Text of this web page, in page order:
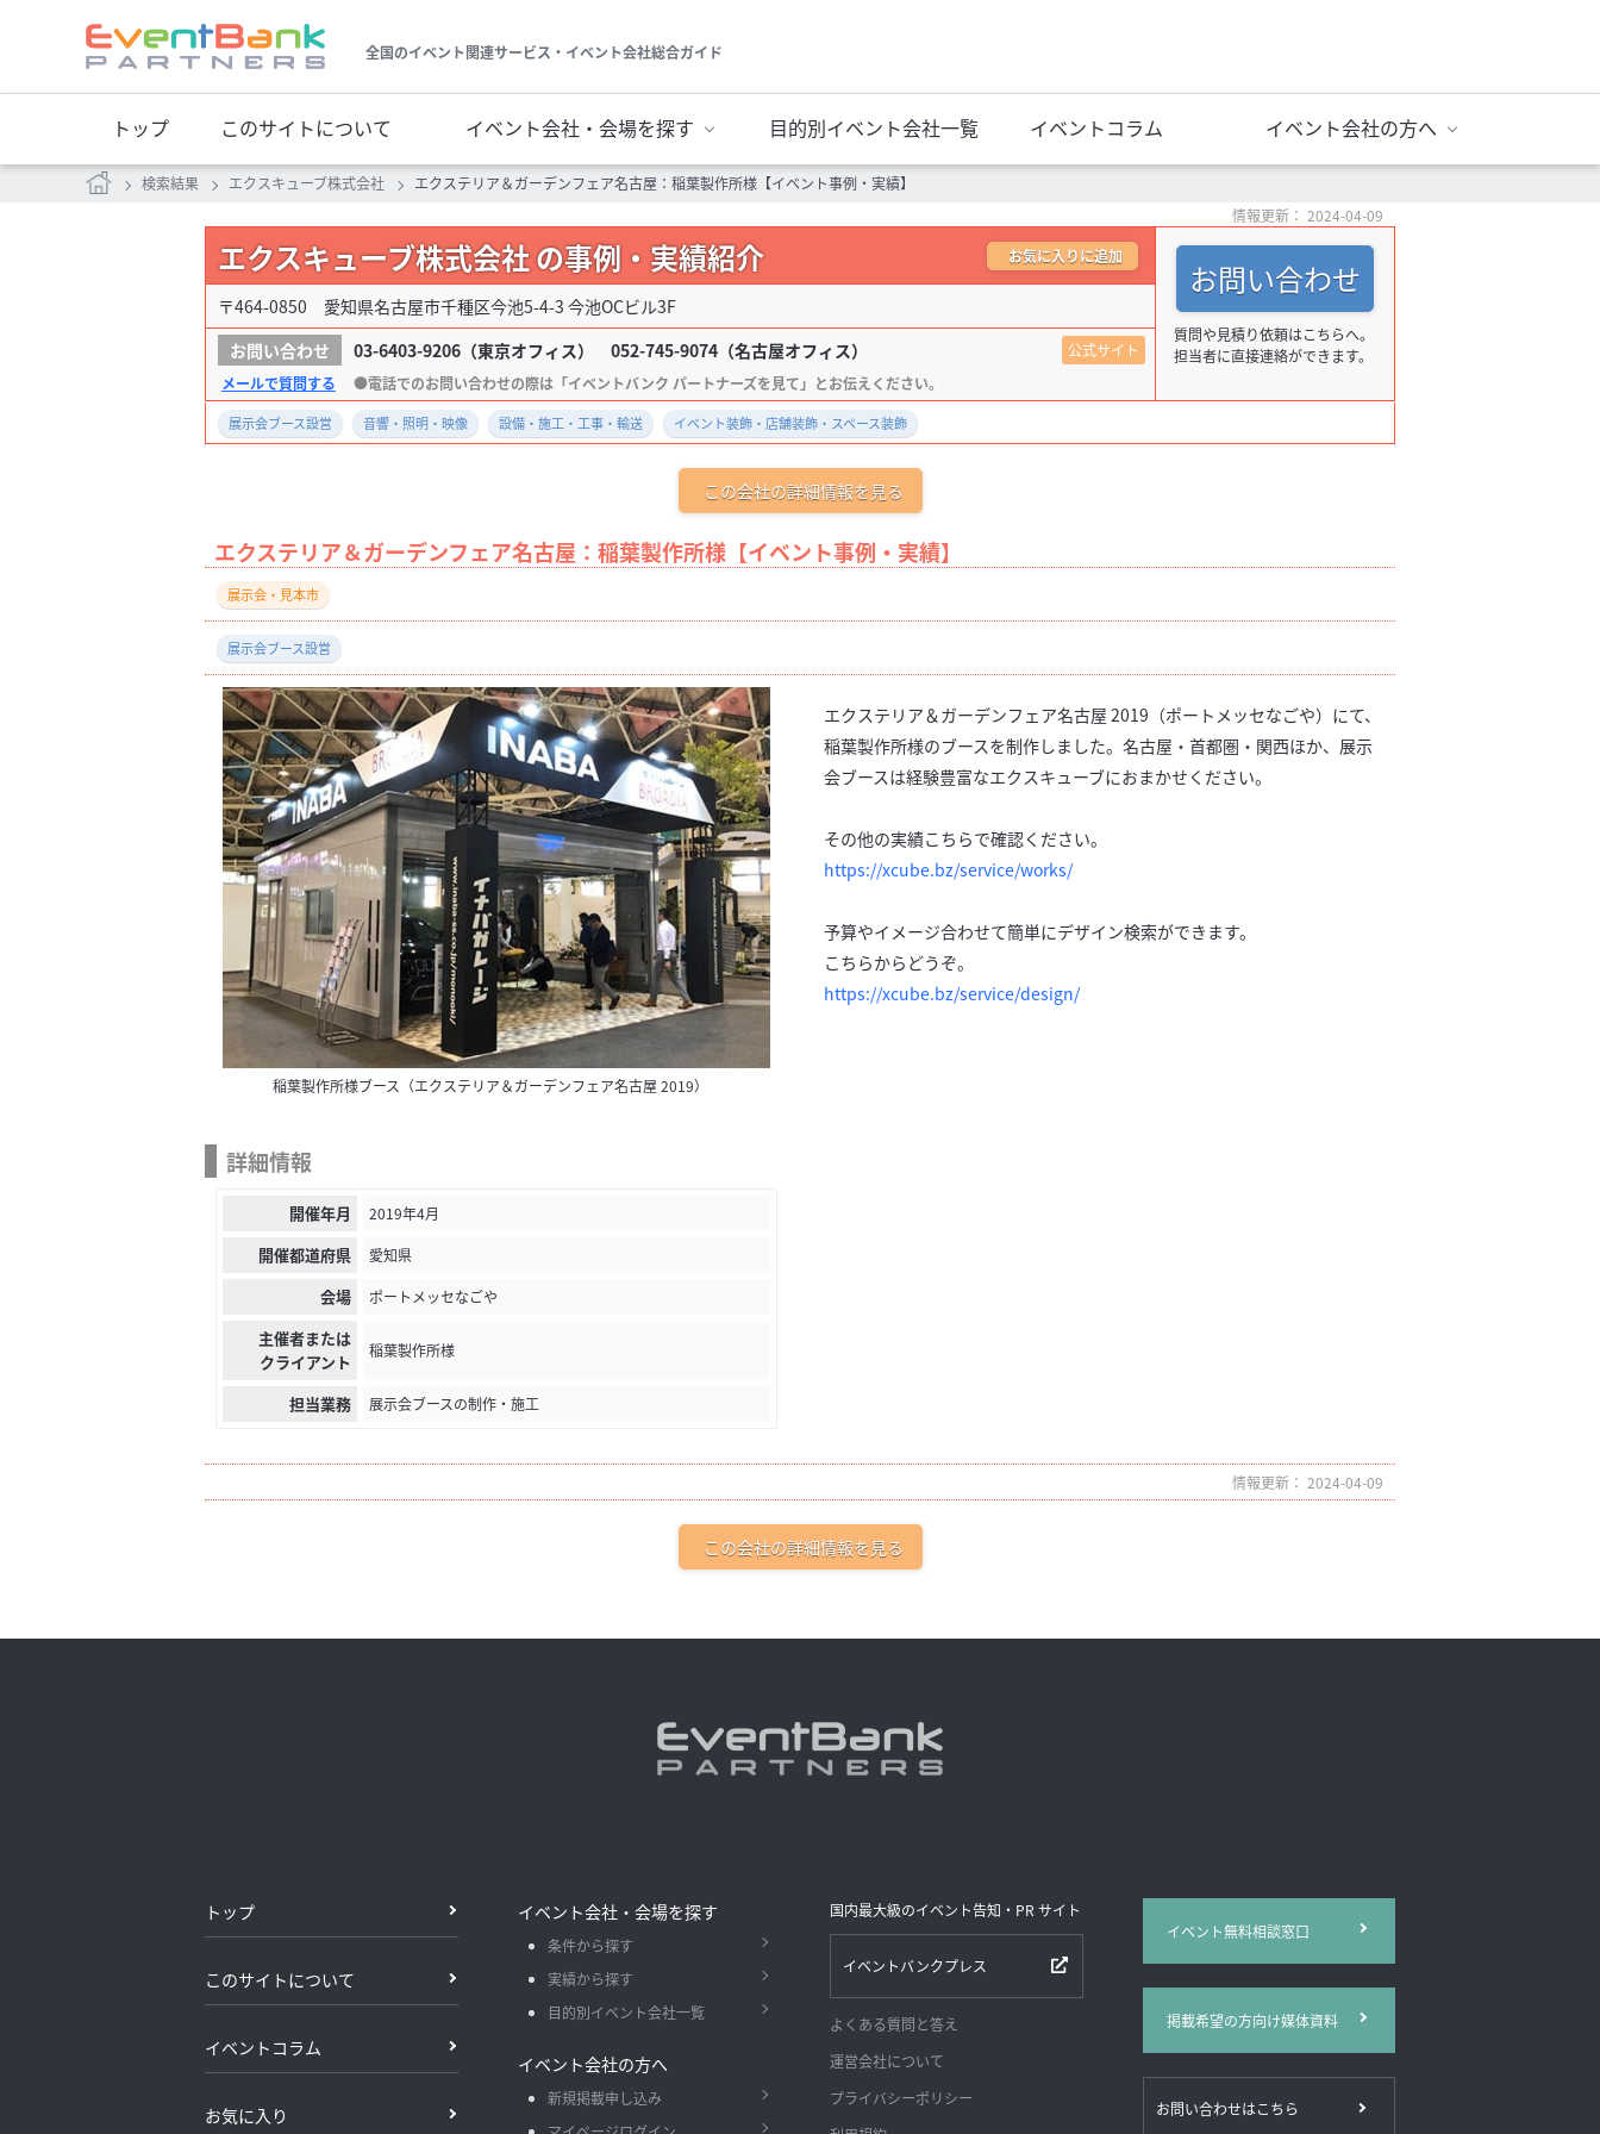
全国のイベント関連サービス・イベント会社総合ガイド
トップ このサイトについて イベント会社・会場を探す 目的別イベント会社一覧 イベントコラム イベント会社の方へ
検索結果 エクスキューブ株式会社
エクステリア＆ガーデンフェア名古屋：稲葉製作所様【イベント事例・実績】
情報更新： 2024-04-09
エクスキューブ株式会社 の事例・実績紹介 お気に入りに追加
〒464-0850 愛知県名古屋市千種区今池5-4-3 今池OCビル3F
03-6403-9206 （東京オフィス） 052-745-9074（名古屋オフィス）
メールで質問する
公式サイト
お問い合わせ
質問や見積り依頼はこちらへ。
担当者に直接連絡ができます。
展示会ブース設営 音響・照明・映像 設備・施工・工事・輸送 イベント装飾・店舗装飾・スペース装飾
この会社の詳細情報を見る
エクステリア＆ガーデンフェア名古屋：稲葉製作所様【イベント事例・実績】
展示会・見本市
展示会ブース設営
稲葉製作所様ブース（エクステリア＆ガーデンフェア名古屋 2019）
エクステリア＆ガーデンフェア名古屋 2019（ポートメッセなごや）にて、
稲葉製作所様のブースを制作しました。名古屋・首都圏・関西ほか、展示
会ブースは経験豊富なエクスキューブにおまかせください。
その他の実績こちらで確認ください。
https://xcube.bz/service/works/
予算やイメージ合わせて簡単にデザイン検索ができます。
こちらからどうぞ。
https://xcube.bz/service/design/
詳細情報
開催年月 2019年4月
開催都道府県 愛知県
会場 ポートメッセなごや
主催者または
クライアント
稲葉製作所様
担当業務 展示会ブースの制作・施工
情報更新： 2024-04-09
この会社の詳細情報を見る
トップ
このサイトについて
イベントコラム
お気に入り
イベント会社・会場を探す
条件から探す
実績から探す
目的別イベント会社一覧
イベント会社の方へ
新規掲載申し込み
国内最大級のイベント告知・PR サイト
イベントバンクプレス
よくある質問と答え
運営会社について
プライバシーポリシー
イベント無料相談窓口
掲載希望の方向け媒体資料
お問い合わせはこちら